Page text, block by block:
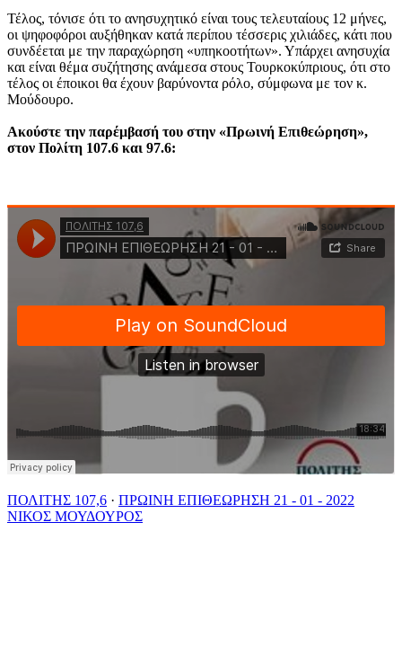
Τέλος, τόνισε ότι το ανησυχητικό είναι τους τελευταίους 12 μήνες,
οι ψηφοφόροι αυξήθηκαν κατά περίπου τέσσερις χιλιάδες, κάτι που
συνδέεται με την παραχώρηση «υπηκοοτήτων». Υπάρχει ανησυχία
και είναι θέμα συζήτησης ανάμεσα στους Τουρκοκύπριους, ότι στο
τέλος οι έποικοι θα έχουν βαρύνοντα ρόλο, σύμφωνα με τον κ.
Μούδουρο.
Ακούστε την παρέμβασή του στην «Πρωινή Επιθεώρηση»,
στον Πολίτη 107.6 και 97.6:
ΠΟΛΙΤΗΣ 107,6 · ΠΡΩΙΝΗ ΕΠΙΘΕΩΡΗΣΗ 21 - 01 - 2022
ΝΙΚΟΣ ΜΟΥΔΟΥΡΟΣ